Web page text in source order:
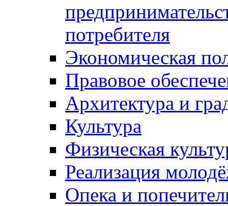
потребителя
Экономическая
Правовое
Архитектура и
Культура
Физическая
Реализация
Опека и